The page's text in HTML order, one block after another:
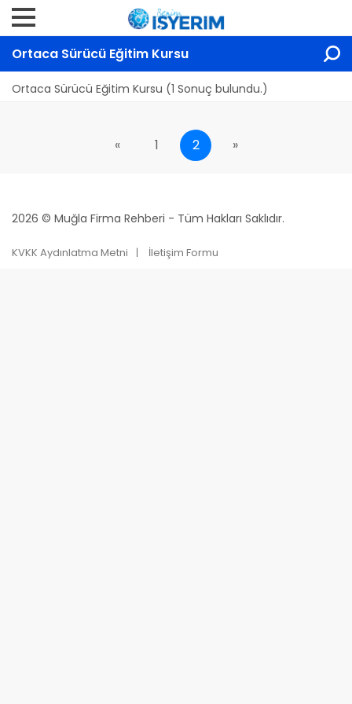
Ortaca Sürücü Eğitim Kursu
Ortaca Sürücü Eğitim Kursu (1 Sonuç bulundu.)
« 1 2 »
2026 © Muğla Firma Rehberi - Tüm Hakları Saklıdır.
KVKK Aydınlatma Metni İletişim Formu